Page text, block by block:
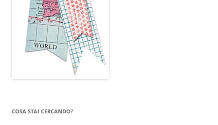
COSA STAI CERCANDO?